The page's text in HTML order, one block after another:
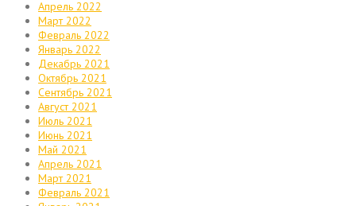
Апрель 2022
Март 2022
Февраль 2022
Январь 2022
Декабрь 2021
Октябрь 2021
Сентябрь 2021
Август 2021
Июль 2021
Июнь 2021
Май 2021
Апрель 2021
Март 2021
Февраль 2021